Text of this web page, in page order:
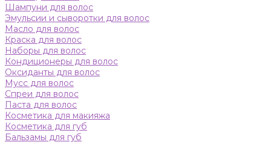
Шампуни для волос
Эмульсии и сыворотки для волос
Масло для волос
Краска для волос
Наборы для волос
Кондиционеры для волос
Оксиданты для волос
Мусс для волос
Спреи для волос
Паста для волос
Косметика для макияжа
Косметика для губ
Бальзамы для губ